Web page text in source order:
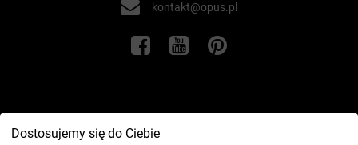
Dostosujemy się do Ciebie
kontakt@opus.pl
Informacje